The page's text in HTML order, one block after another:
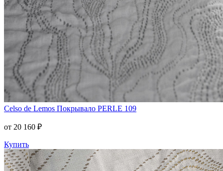
Celso de Lemos Покрывало PERLE 109
от 20 160 ₽
Купить